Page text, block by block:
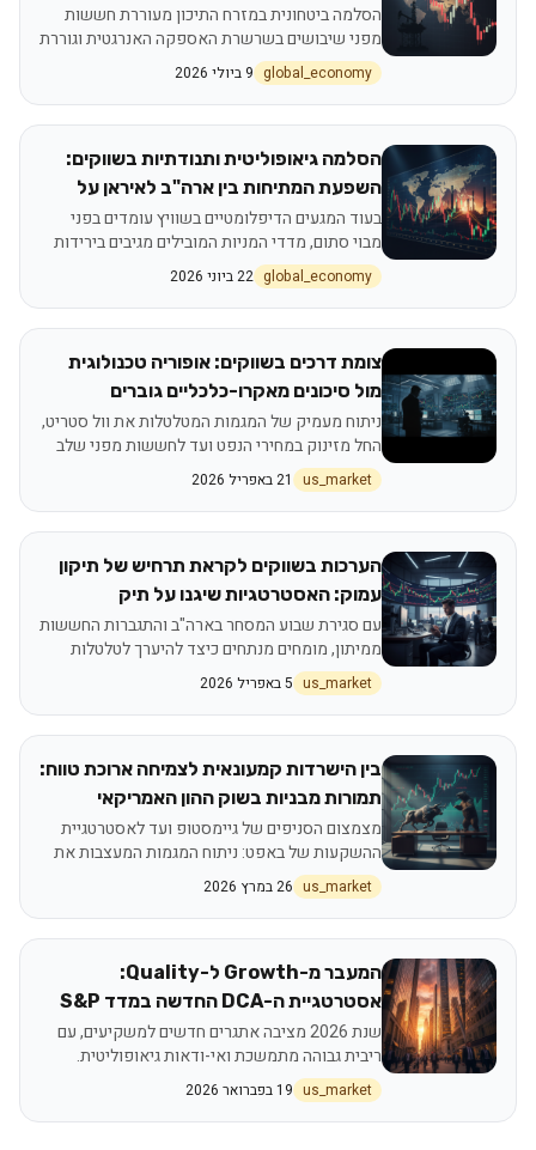
בעקבות תקיפה אמריקאית באיראן
הסלמה ביטחונית במזרח התיכון מעוררת חששות
מפני שיבושים בשרשרת האספקה האנרגטית וגוררת
תגובה חריפה בוול סטריט
global_economy 9 ביולי 2026
הסלמה גיאופוליטית ותנודתיות בשווקים:
השפעת המתיחות בין ארה"ב לאיראן על
הבורסות הגלובליות
בעוד המגעים הדיפלומטיים בשוויץ עומדים בפני
מבוי סתום, מדדי המניות המובילים מגיבים בירידות
שערים ועלייה במחירי האנרגיה
global_economy 22 ביוני 2026
צומת דרכים בשווקים: אופוריה טכנולוגית
מול סיכונים מאקרו-כלכליים גוברים
ניתוח מעמיק של המגמות המטלטלות את וול סטריט,
החל מזינוק במחירי הנפט ועד לחששות מפני שלב
ה'אופוריה' האחרון בשוק המניות
us_market 21 באפריל 2026
הערכות בשווקים לקראת תרחיש של תיקון
עמוק: האסטרטגיות שיגנו על תיק
ההשקעות
עם סגירת שבוע המסחר בארה"ב והתגברות החששות
ממיתון, מומחים מנתחים כיצד להיערך לטלטלות
אפשריות בוול סטריט
us_market 5 באפריל 2026
בין הישרדות קמעונאית לצמיחה ארוכת טווח:
תמורות מבניות בשוק ההון האמריקאי
מצמצום הסניפים של גיימסטופ ועד לאסטרטגיית
ההשקעות של באפט: ניתוח המגמות המעצבות את
תיק ההשקעות המודרני
us_market 26 במרץ 2026
המעבר מ-Growth ל-Quality:
אסטרטגיית ה-DCA החדשה במדד S&P
500
שנת 2026 מציבה אתגרים חדשים למשקיעים, עם
ריבית גבוהה מתמשכת ואי-ודאות גיאופוליטית.
האסטרטגיה המועדפת עוברת מחברות צמיחה
לחברות איכות, המפגינות יציבות פיננסית ותזרים
מזומנים חזק. מדד ה-S&P 500, ובפרט קרנות סל
us_market 19 בפברואר 2026